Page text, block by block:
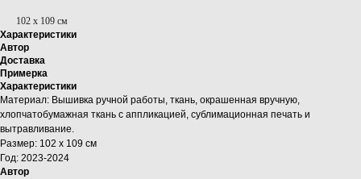
102 х 109 см
Характеристики
Автор
Доставка
Примерка
Характеристики
Материал: Вышивка ручной работы, ткань, окрашенная вручную,
хлопчатобумажная ткань с аппликацией, сублимационная печать и
вытравливание.
Размер: 102 х 109 см
Год: 2023-2024
Автор